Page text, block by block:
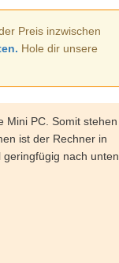
Preis inzwischen
Hole dir unsere
Mini PC. Somit stehen
ist der Rechner in
nach unten